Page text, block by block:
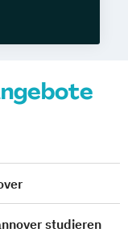
studieren